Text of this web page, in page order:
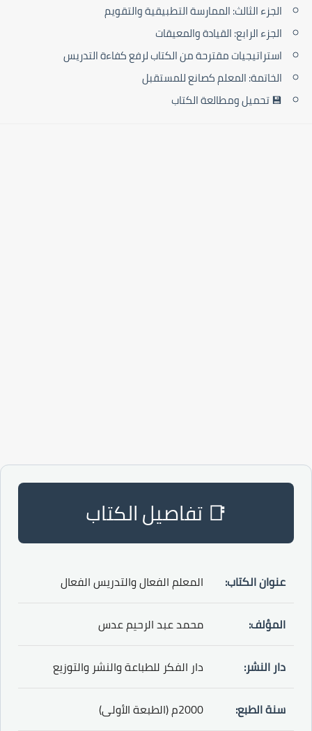
الجزء الثالث: الممارسة التطبيقية والتقويم
الجزء الرابع: القيادة والمعيقات
استراتيجيات مقترحة من الكتاب لرفع كفاءة التدريس
الخاتمة: المعلم كصانع للمستقبل
💾 تحميل ومطالعة الكتاب
📑 تفاصيل الكتاب
عنوان الكتاب: المعلم الفعال والتدريس الفعال
المؤلف: محمد عبد الرحيم عدس
دار النشر: دار الفكر للطباعة والنشر والتوزيع
سنة الطبع: 2000م (الطبعة الأولى)